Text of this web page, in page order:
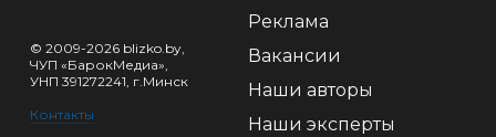
© 2009-2026 blizko.by,
ЧУП «БарокМедиа»,
УНП 391272241, г.Минск
Контакты
Реклама
Вакансии
Наши авторы
Наши эксперты